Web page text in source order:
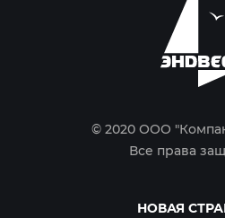
© 2020 ООО
Все права
НОВАЯ